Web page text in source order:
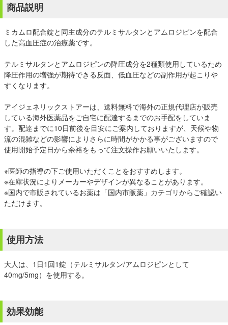
商品説明
ミカムロ配合錠と同主成分のテルミサルタンとアムロジピンを配合
した高血圧症の治療薬です。
テルミサルタンとアムロジピンの降圧成分を2種類使用しているため
降圧作用の増強が期待できる反面、低血圧などの副作用が起こりや
すくなります。
アイジェネリックストアーは、送料無料で海外の正規代理店が販売
している海外医薬品をご自宅に配達するまでのお手配をしていま
す。配達までに10日前後を目安にご案内しておりますが、天候や物
流の混雑などの影響によりさらに時間がかかる事がございますので
使用開始予定日から余裕をもって注文操作お願いいたします。
※医師の指導の下ご使用いただくことをおすすめします。
※在庫状況によりメーカーやデザインが異なることがあります。
※国内で市販されているお薬は「国内市販薬 」カテゴリからご確認い
ただけます。
使用方法
大人は、1日1回1錠（テルミサルタン/アムロジピンとして
40mg/5mg）を使用する。
効果効能